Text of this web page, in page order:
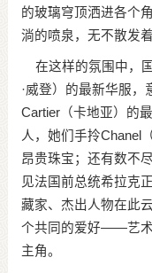
的玻璃穹顶洒进各个
淌的喷泉，无不散发
在这样的氛围中，
·威登）的最新华服，
Cartier（卡地亚）的
人，她们手拎Chanel
昂贵珠宝；还有数不
见法国前总统希拉克
藏家、杰出人物在此
个共同的爱好——艺术
主角。